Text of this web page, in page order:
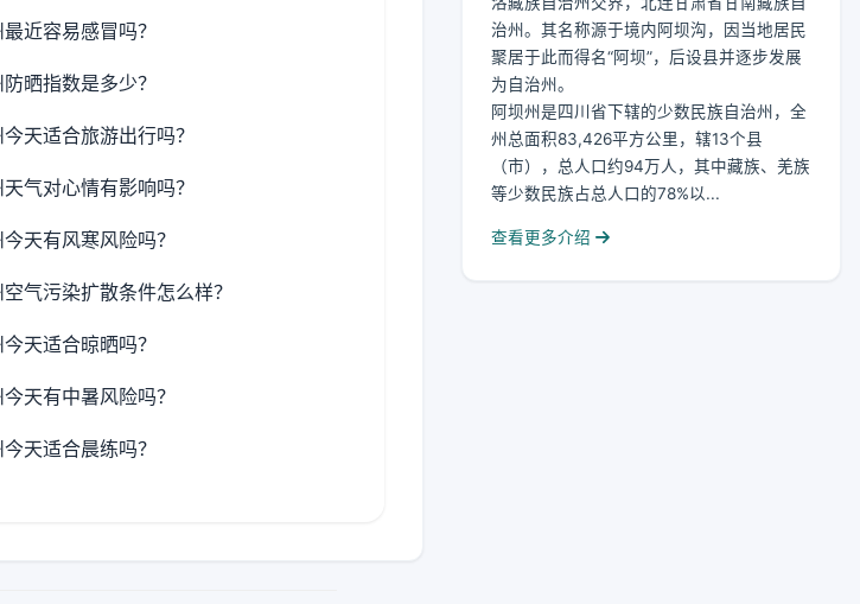
近容易感冒吗？
晒指数是多少？
天适合旅游出行吗？
气对心情有影响吗？
天有风寒风险吗？
气污染扩散条件怎么样？
天适合晾晒吗？
天有中暑风险吗？
天适合晨练吗？
治州。其名称源于境内阿坝沟，因当地居民
聚居于此而得名“阿坝”，后设县并逐步发展
为自治州。
阿坝州是四川省下辖的少数民族自治州，全
州总面积83,426平方公里，辖13个县
（市），总人口约94万人，其中藏族、羌族
等少数民族占总人口的78%以...
查看更多介绍